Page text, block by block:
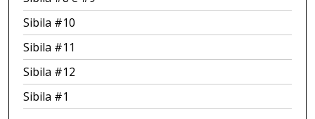
Sibila #10
Sibila #11
Sibila #12
Sibila #1